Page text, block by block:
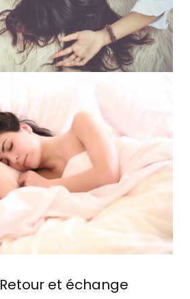
Retour et échange